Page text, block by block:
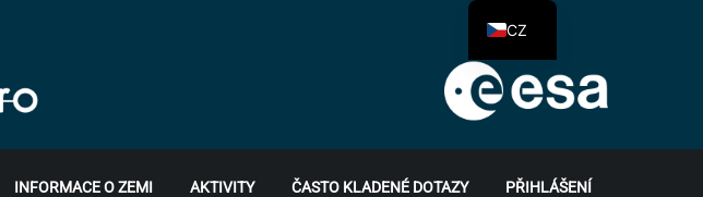
INFORMACE O ZEMI AKTIVITY ČASTO KLADENÉ DOTAZY PŘIHLÁŠENÍ
CZ